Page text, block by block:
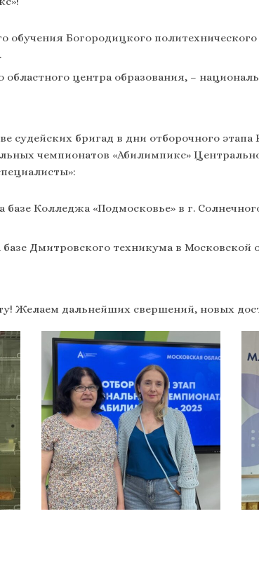
обучения Богородицкого
центра образования, –
судейских бригад в дни отборочного
чемпионатов «Абилимпикс»
базе Колледжа «Подмосковье» в г.
базе Дмитровского техникума в
Желаем дальнейших свершений, новых